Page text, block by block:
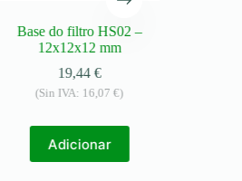
Base do filtro HS02 –
12x12x12 mm
19,44 €
(Sin IVA: 16,07€)
Adicionar